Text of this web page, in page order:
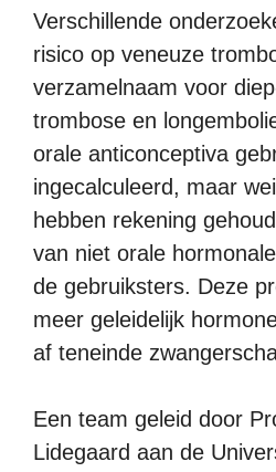
Verschillende
risico op veneuze
verzamelnaam voor
trombose en
orale anticonceptiva
ingecalculeerd, maar
hebben rekening
van niet orale
de gebruiksters. Deze
meer geleidelijk
af teneinde
Een team geleid door
Lidegaard aan de